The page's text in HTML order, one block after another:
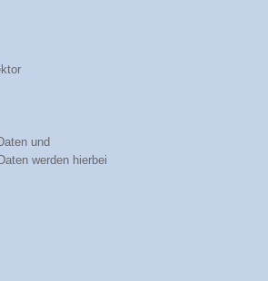
und
werden hierbei